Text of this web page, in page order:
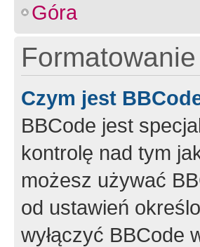
Góra
Czym jest
BBCode jest
kontrolę nad tym
możesz używać
od ustawień
wyłączyć BBCode